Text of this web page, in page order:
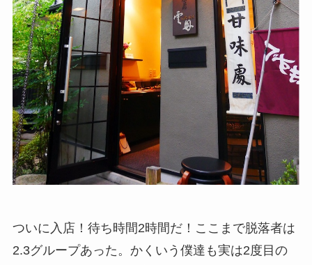
ついに入店！待ち時間2時間だ！ここまで脱落者は
2.3グループあった。かくいう僕達も実は2度目の